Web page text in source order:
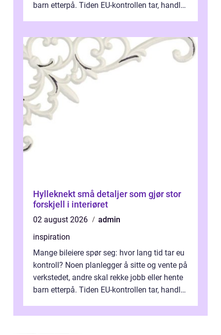
barn etterpå. Tiden EU-kontrollen tar, handler
Hylleknekt små detaljer som gjør stor
forskjell i interiøret
02 august 2026
admin
inspiration
Mange bileiere spør seg: hvor lang tid tar eu
kontroll? Noen planlegger å sitte og vente på
verkstedet, andre skal rekke jobb eller hente
barn etterpå. Tiden EU-kontrollen tar, handler